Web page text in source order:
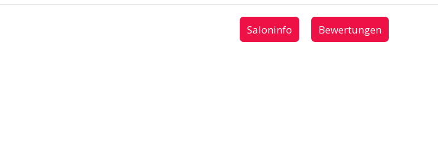
Saloninfo Bewertungen